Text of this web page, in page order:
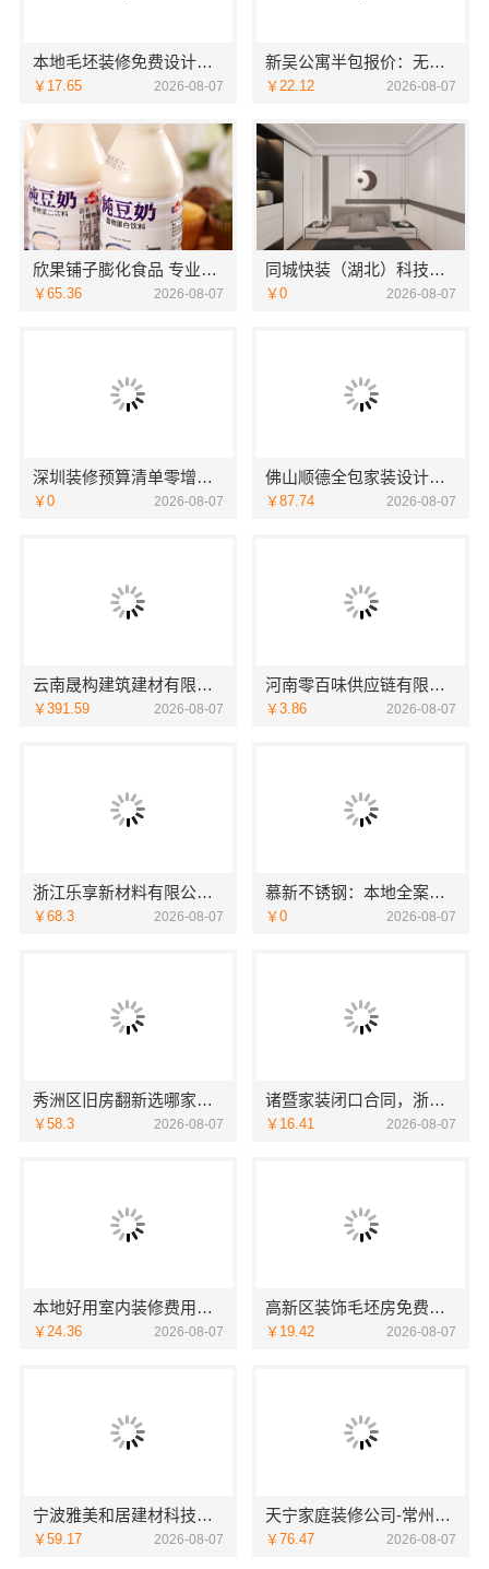
本地毛坯装修免费设计环保服务浙江臻美新型建材有限公司
￥17.65 2026-08-07
新吴公寓半包报价：无锡亿莱居装饰工程材料有限公司性价比之选
￥22.12 2026-08-07
欣果铺子膨化食品 专业团队上门服务
￥65.36 2026-08-07
同城快装（湖北）科技有限公司-日式原木风全包
￥0 2026-08-07
深圳装修预算清单零增项承诺，广东鼎饰空间装饰工程有限公司
￥0 2026-08-07
佛山顺德全包家装设计，佛山市雅居美家建筑装饰工程有限公司值得信赖
￥87.74 2026-08-07
云南晟构建筑建材有限公司轻奢高端重钢住宅报价
￥391.59 2026-08-07
河南零百味供应链有限公司整店输出量贩零食适配全场景
￥3.86 2026-08-07
浙江乐享新材料有限公司|优秀家庭装潢家装基础工程施工案例
￥68.3 2026-08-07
慕新不锈钢：本地全案卧室效果图，设计更懂你
￥0 2026-08-07
秀洲区旧房翻新选哪家，嘉兴锦居装饰材料有限公司口碑好
￥58.3 2026-08-07
诸暨家装闭口合同，浙江宜美嘉装饰工程有限公司安心托付
￥16.41 2026-08-07
本地好用室内装修费用预算江西圣匠新型环保材料有限公司
￥24.36 2026-08-07
高新区装饰毛坯房免费量房-苏州兔哥哥智装新材料有限公司
￥19.42 2026-08-07
宁波雅美和居建材科技有限公司|老牌家装设计施工对接渠道
￥59.17 2026-08-07
天宁家庭装修公司-常州宜居佳装饰工程有限公司
￥76.47 2026-08-07